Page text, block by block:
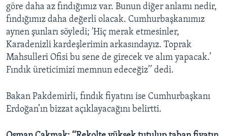
göre daha az fındığımız var. Bunun diğer anlamı nedir,
fındığımız daha değerli olacak. Cumhurbaşkanımız
aynen şunları söyledi; 'Hiç merak etmesinler,
Karadenizli kardeşlerimin arkasındayız. Toprak
Mahsulleri Ofisi bu sene de girecek ve alım yapacak.’
Fındık üreticimizi memnun edeceğiz’’ dedi.
Bakan Pakdemirli, fındık fiyatını ise Cumhurbaşkanı
Erdoğan’ın bizzat açıklayacağını belirtti.